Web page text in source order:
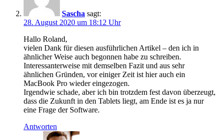
Sascha sagt:
28. August 2020 um 18:12 Uhr
Hallo Roland,
vielen Dank für diesen ausführlichen Artikel – den ich in
ähnlicher Weise auch begonnen habe zu schreiben.
Interessanterweise mit demselben Fazit und aus sehr
ähnlichen Gründen, vor einiger Zeit ist hier auch ein
MacBook Pro wieder eingezogen.
Irgendwie schade, aber ich bin trotzdem fest davon überzeugt,
dass die Zukunft in den Tablets liegt, am Ende ist es ja nur
eine Frage der Software.
Antworten